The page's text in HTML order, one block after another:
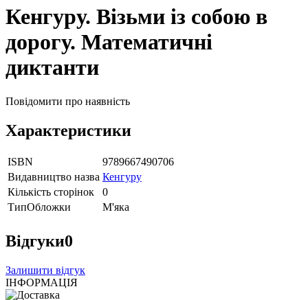
Кенгуру. Візьми із собою в
дорогу. Математичні
диктанти
Повідомити про наявність
Характеристики
ISBN
9789667490706
Видавництво назва Кенгуру
Кількість сторінок
0
ТипОбложки
М'яка
Відгуки0
Залишити відгук
ІНФОРМАЦІЯ